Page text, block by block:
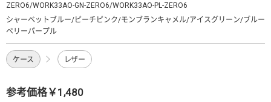
ZERO6/WORK33AO-GN-ZERO6/WORK33AO-PL-ZERO6
シャーベットブルー/ピーチピンク/モンブランキャメル/アイスグリーン/ブルー
ベリーパープル
ケース レザー
参考価格￥1,480